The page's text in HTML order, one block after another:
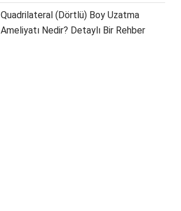
Quadrilateral (Dörtlü) Boy Uzatma
Ameliyatı Nedir? Detaylı Bir Rehber